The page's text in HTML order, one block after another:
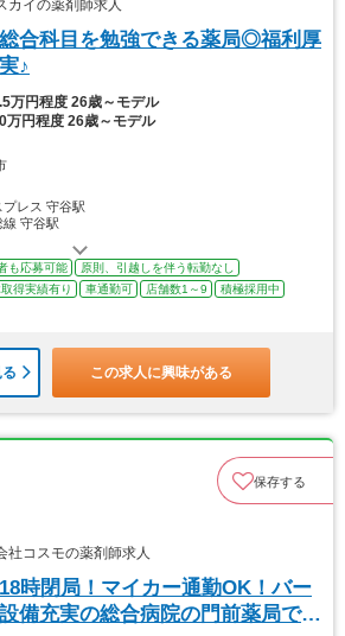
イの薬剤師求人
総合科目を勉強できる薬局◎福利厚
♪
万円程度 26歳～モデル
万円程度 26歳～モデル
レス 守谷駅
守谷駅
も応募可能
原則、引越しを伴う転勤なし
得実績有り 車通勤可 店舗数1～9
積極採用中
この求人に興味がある
保存する
コスモの薬剤師求人
時閉局！マイカー通勤OK！バー
備充実の総合病院の門前薬局で